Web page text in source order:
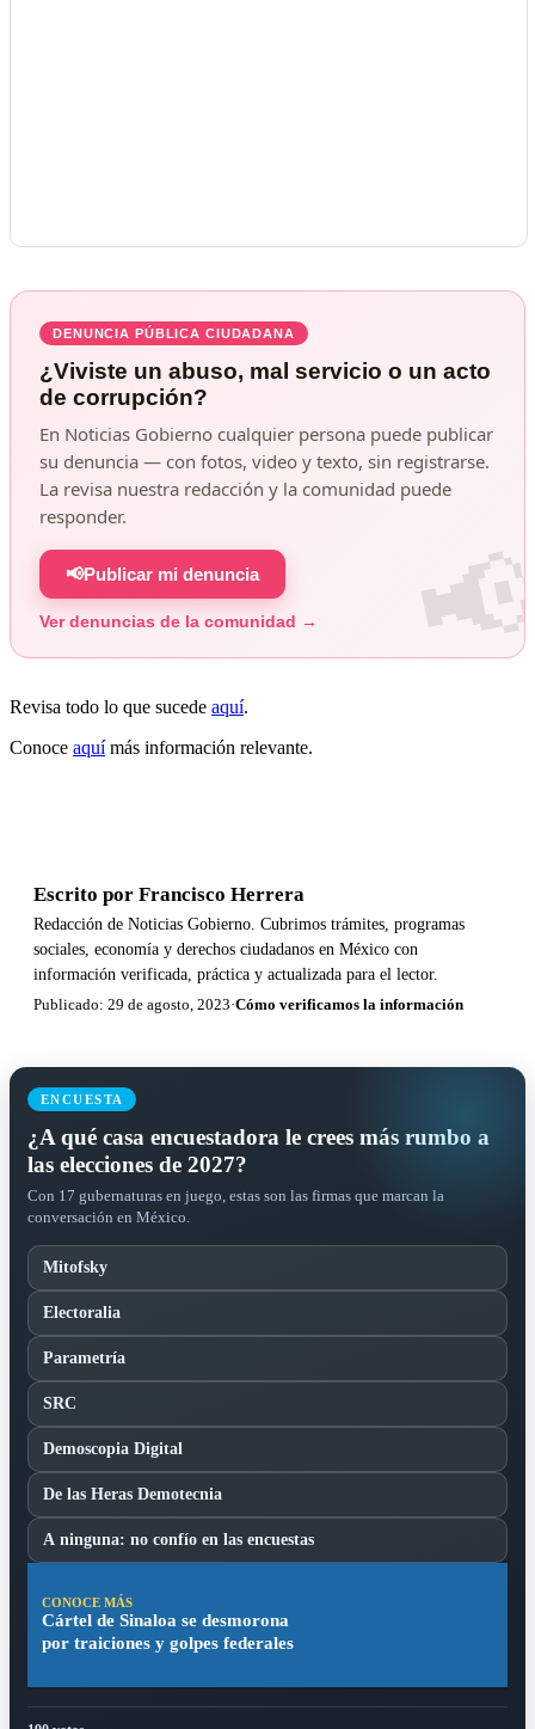
DENUNCIA PÚBLICA CIUDADANA
¿Viviste un abuso, mal servicio o un acto
de corrupción?
En Noticias Gobierno cualquier persona puede publicar
su denuncia — con fotos, video y texto, sin registrarse.
La revisa nuestra redacción y la comunidad puede
responder.
📢Publicar mi denuncia
Ver denuncias de la comunidad →
Revisa todo lo que sucede aquí.
Conoce aquímás información relevante.
Escrito por Francisco Herrera
Redacción de Noticias Gobierno. Cubrimos trámites, programas
sociales, economía y derechos ciudadanos en México con
información verificada, práctica y actualizada para el lector.
Publicado: 29 de agosto, 2023·Cómo verificamos la información
ENCUESTA
¿A qué casa encuestadora le crees más rumbo a
las elecciones de 2027?
Con 17 gubernaturas en juego, estas son las firmas que marcan la
conversación en México.
Mitofsky
Electoralia
Parametría
SRC
Demoscopia Digital
De las Heras Demotecnia
A ninguna: no confío en las encuestas
CONOCE MÁS
Cártel de Sinaloa se desmorona
por traiciones y golpes federales